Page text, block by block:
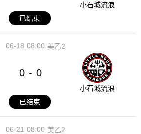
小石城流浪
已结束
08:00
06-18 美乙2
0 - 0
小石城流浪
已结束
08:00
06-21 美乙2